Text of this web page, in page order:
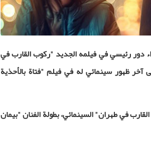
دور رئيسي في فيلمه الجديد "ركوب القارب في
"فتاة بالأحذية
في طهران" السينمائي، بطولة الفنان "بيمان